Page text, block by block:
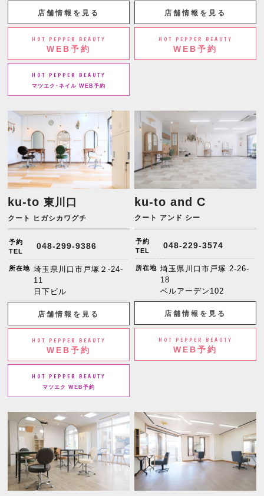
店舗情報を見る
HOT PEPPER BEAUTY
WEB予約
HOT PEPPER BEAUTY
マツエク･ネイル WEB予約
店舗情報を見る
HOT PEPPER BEAUTY
WEB予約
ku-to東川口
クート ヒガシカワグチ
予約
TEL
048-299-9386
所在地 埼玉県川口市戸塚２-24-
11
日下ビル
店舗情報を見る
HOT PEPPER BEAUTY
WEB予約
HOT PEPPER BEAUTY
マツエク WEB予約
ku-to and C
クート アンド シー
予約
TEL
048-229-3574
所在地 埼玉県川口市戸塚 2-26-
18
ベルアーデン102
店舗情報を見る
HOT PEPPER BEAUTY
WEB予約